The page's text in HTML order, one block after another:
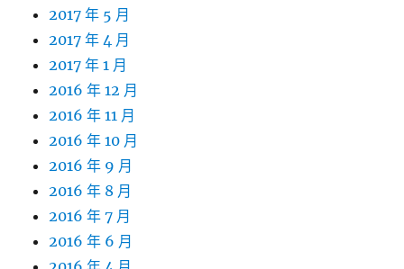
2017 年 5 月
2017 年 4 月
2017 年 1 月
2016 年 12 月
2016 年 11 月
2016 年 10 月
2016 年 9 月
2016 年 8 月
2016 年 7 月
2016 年 6 月